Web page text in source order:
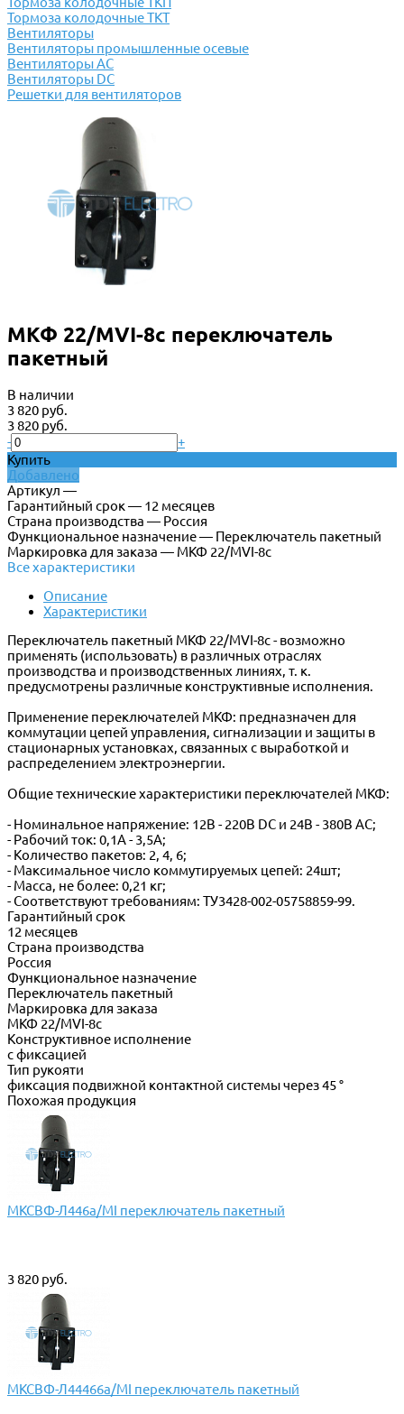
Тормоза колодочные ТКТ
Вентиляторы
Вентиляторы промышленные осевые
Вентиляторы АС
Вентиляторы DC
Решетки для вентиляторов
МКФ 22/МVI-8c переключатель
пакетный
В наличии
3 820 руб.
3 820 руб.
-
+
Купить
Добавлено
Артикул —
Гарантийный срок — 12 месяцев
Страна производства — Россия
Функциональное назначение — Переключатель пакетный
Маркировка для заказа — МКФ 22/МVI-8c
Все характеристики
Описание
Характеристики
Переключатель пакетный МКФ 22/МVI-8c - возможно
применять (использовать) в различных отраслях
производства и производственных линиях, т. к.
предусмотрены различные конструктивные исполнения.
Применение переключателей МКФ: предназначен для
коммутации цепей управления, сигнализации и защиты в
стационарных установках, связанных с выработкой и
распределением электроэнергии.
Общие технические характеристики переключателей МКФ:
- Номинальное напряжение: 12В - 220В DС и 24В - 380В АС;
- Рабочий ток: 0,1А - 3,5А;
- Количество пакетов: 2, 4, 6;
- Максимальное число коммутируемых цепей: 24шт;
- Масса, не более: 0,21 кг;
- Соответствуют требованиям: ТУ3428-002-05758859-99.
Гарантийный срок
12 месяцев
Страна производства
Россия
Функциональное назначение
Переключатель пакетный
Маркировка для заказа
МКФ 22/МVI-8c
Конструктивное исполнение
с фиксацией
Тип рукояти
фиксация подвижной контактной системы через 45 °
Похожая продукция
МКСВФ-Л446а/МI переключатель пакетный
3 820 руб.
МКСВФ-Л44466а/МI переключатель пакетный